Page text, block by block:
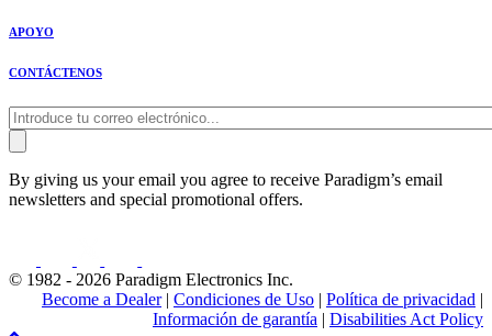
APOYO
CONTÁCTENOS
By giving us your email you agree to receive Paradigm’s email
newsletters and special promotional offers.
© 1982 - 2026 Paradigm Electronics Inc.
Become a Dealer| Condiciones de Uso | Política de privacidad |
Información de garantía | Disabilities Act Policy